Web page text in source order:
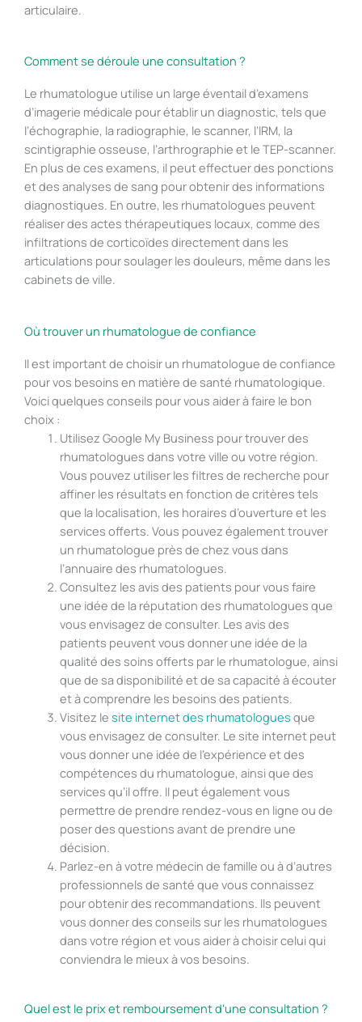
articulaire.
Comment se déroule une consultation ?
Le rhumatologue utilise un large éventail d’examens
d’imagerie médicale pour établir un diagnostic, tels que
l’échographie, la radiographie, le scanner, l’IRM, la
scintigraphie osseuse, l’arthrographie et le TEP-scanner.
En plus de ces examens, il peut effectuer des ponctions
et des analyses de sang pour obtenir des informations
diagnostiques. En outre, les rhumatologues peuvent
réaliser des actes thérapeutiques locaux, comme des
infiltrations de corticoïdes directement dans les
articulations pour soulager les douleurs, même dans les
cabinets de ville.
Où trouver un rhumatologue de confiance
Il est important de choisir un rhumatologue de confiance
pour vos besoins en matière de santé rhumatologique.
Voici quelques conseils pour vous aider à faire le bon
choix :
Utilisez Google My Business pour trouver des
rhumatologues dans votre ville ou votre région.
Vous pouvez utiliser les filtres de recherche pour
affiner les résultats en fonction de critères tels
que la localisation, les horaires d’ouverture et les
services offerts. Vous pouvez également trouver
un rhumatologue près de chez vous dans
l’annuaire des rhumatologues.
Consultez les avis des patients pour vous faire
une idée de la réputation des rhumatologues que
vous envisagez de consulter. Les avis des
patients peuvent vous donner une idée de la
qualité des soins offerts par le rhumatologue, ainsi
que de sa disponibilité et de sa capacité à écouter
et à comprendre les besoins des patients.
Visitez le site internet des rhumatologues que
vous envisagez de consulter. Le site internet peut
vous donner une idée de l’expérience et des
compétences du rhumatologue, ainsi que des
services qu’il offre. Il peut également vous
permettre de prendre rendez-vous en ligne ou de
poser des questions avant de prendre une
décision.
Parlez-en à votre médecin de famille ou à d’autres
professionnels de santé que vous connaissez
pour obtenir des recommandations. Ils peuvent
vous donner des conseils sur les rhumatologues
dans votre région et vous aider à choisir celui qui
conviendra le mieux à vos besoins.
Quel est le prix et remboursement d'une consultation ?